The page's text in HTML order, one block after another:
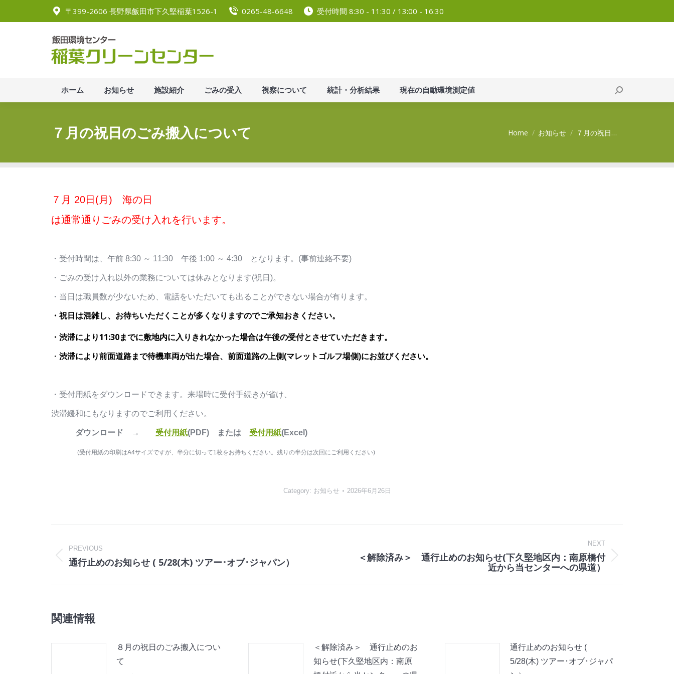
〒399-2606 長野県飯田市下久堅稲葉1526-1 0265-48-6648 受付時間 8:30 - 11:30 / 13:00 - 16:30
ホーム お知らせ 施設紹介 ごみの受入 視察について 統計・分析結果 現在の自動環境測定値 Search:
７月の祝日のごみ搬入について You are here:
Home お知らせ ７月の祝日…
７月 20日(月) 海の日
は通常通りごみの受け入れを行います。
・受付時間は、午前 8:30 ～ 11:30 午後 1:00 ～ 4:30 となります。(事前連絡不要)
・ごみの受け入れ以外の業務については休みとなります(祝日)。
・当日は職員数が少ないため、電話をいただいても出ることができない場合が有ります。
・祝日は混雑し、お待ちいただくことが多くなりますのでご承知おきください。
・渋滞により11:30までに敷地内に入りきれなかった場合は午後の受付とさせていただきます。
・ 渋滞により前面道路まで待機車両が出た場合、前面道路の上側(マレットゴルフ場側)にお並びください。
・受付用紙をダウンロードできます。来場時に受付手続きが省け、
渋滞緩和にもなりますのでご利用ください。
ダウンロード → 受付用紙(PDF) または 受付用紙(Excel)
(受付用紙の印刷はA4サイズですが、半分に切って1枚をお持ちください。残りの半分は次回にご利用ください)
Category: お知らせ 2026年6月26日
navigation
PREVIOUS
Previous
通行止めのお知らせ ( 5/28(木) ツアー･オブ･ジャパン）
NEXT
Next
＜解除済み＞ 通行止めのお知らせ(下久堅地区内：南原橋付
近から当センターへの県道）
関連情報
８月の祝日のごみ搬入につい
て
＜解除済み＞ 通行止めのお
知らせ(下久堅地区内：南原
通行止めのお知らせ (
5/28(木) ツアー･オブ･ジャパ
ホーム お知らせ 施設紹介 ごみの受入 視察について 統計・分析結果